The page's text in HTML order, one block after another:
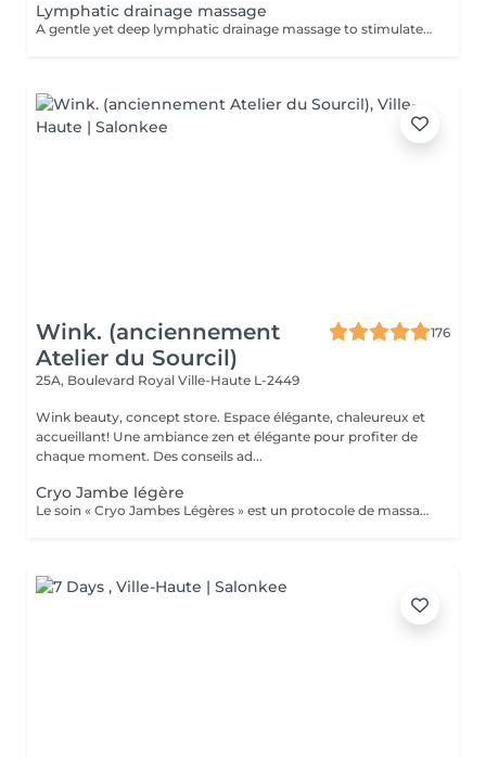
Lymphatic drainage massage
A gentle yet deep lymphatic drainage massage to stimulate circulation, reduce fluid retention and puffiness. Ideal for detox, heavy legs, tension and general fatigue, this soothing treatment leaves the body lighter, more relaxed and the skin visibly brighter and refreshed.
Wink. (anciennement
Atelier du Sourcil)
176
25A, Boulevard Royal Ville-Haute L-2449
Wink beauty, concept store. Espace élégante, chaleureux et
accueillant! Une ambiance zen et élégante pour profiter de
chaque moment. Des conseils ad...
Cryo Jambe légère
Le soin « Cryo Jambes Légères » est un protocole de massage en plusieurs étapes (drainage, modelage et finition par le froid) qui décongestionne et affine instantanément les jambes. Il cible la rétention d'eau, lisse la peau d'orange et procure une sensation de bien-être profond.